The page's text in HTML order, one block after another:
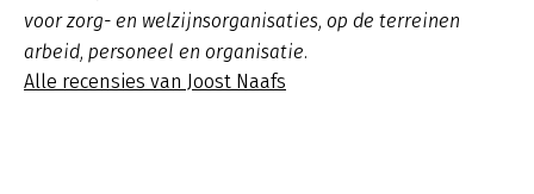
voor zorg- en welzijnsorganisaties, op de terreinen
arbeid, personeel en organisatie.
Alle recensies van Joost Naafs